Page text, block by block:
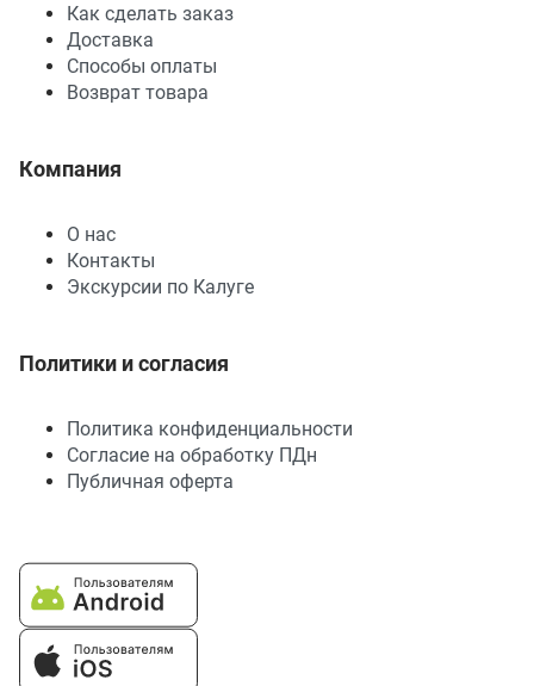
Как сделать заказ
Доставка
Способы оплаты
Возврат товара
Компания
О нас
Контакты
Экскурсии по Калуге
Политики и согласия
Политика конфиденциальности
Согласие на обработку ПДн
Публичная оферта